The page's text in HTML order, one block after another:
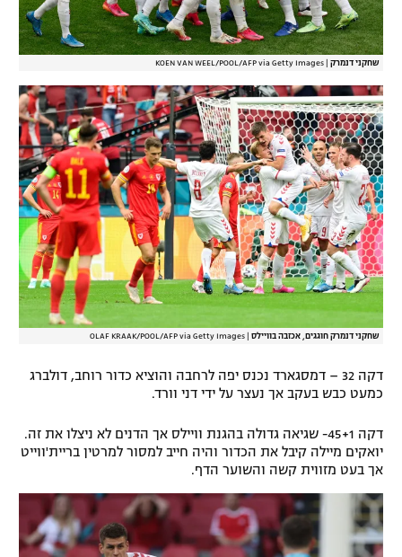
שחקני דנמרק KOEN VAN WEEL/POOL/AFP via Getty Images
שחקני דנמרק חוגגים, אכזבה בוויילס OLAF KRAAK/POOL/AFP via Getty Images
דקה 32 – דמסגארד נכנס יפה לרחבה והוציא כדור רוחב, דולברג
כמעט כבש בעקב אך נעצר על ידי דני וורד.
דקה 45+1- שגיאה גדולה בהגנת וויילס אך הדנים לא ניצלו את זה.
יואקים מיילה קיבל את הכדור והיה חייב למסור למרטין בריית'ווייט
אך בעט מזווית קשה והשוער הדף.